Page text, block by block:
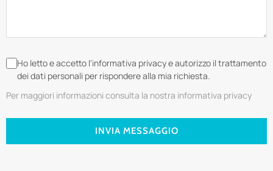
Ho letto e accetto l'informativa privacy e autorizzo il trattamento
dei dati personali per rispondere alla mia richiesta.
Per maggiori informazioni consulta la nostra informativa privacy
INVIA MESSAGGIO